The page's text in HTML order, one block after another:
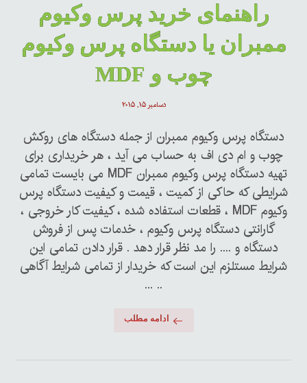
راهنمای خرید پرس وکیوم
ممبران یا دستگاه پرس وکیوم
چوب و MDF
دسامبر ۱۵, ۲۰۱۵
دستگاه پرس وکیوم ممبران از جمله دستگاه های روکش
چوب و ام دی اف به حساب می آید ، هر خریداری برای
تهیه دستگاه پرس وکیوم ممبران MDF می بایست تمامی
شرایطی که حاکی از کمیت ، قیمت و کیفیت دستگاه پرس
وکیوم MDF ، قطعات استفاده شده ، کیفیت کار خروجی ،
گارانتی دستگاه پرس وکیوم ، خدمات پس از فروش
دستگاه و .... را مد نظر قرار دهد . قرار دادن تمامی این
شرایط مستلزم این است که خریدار از تمامی شرایط آگاهی
.. ...
ادامه مطلب